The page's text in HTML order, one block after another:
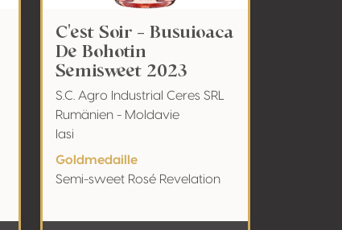
C'est Soir - Busuioaca
De Bohotin
Semisweet 2023
S.C. Agro Industrial Ceres SRL
Rumänien - Moldavie
Iasi
Goldmedaille
Semi-sweet Rosé Revelation